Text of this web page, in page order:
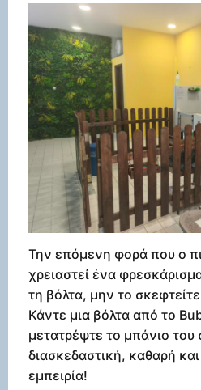
Την επόμενη φορά που ο
χρειαστεί ένα
τη βόλτα, μην το
Κάντε μια βόλτα από το
μετατρέψτε το μπάνιο
διασκεδαστική, καθαρή
εμπειρία!